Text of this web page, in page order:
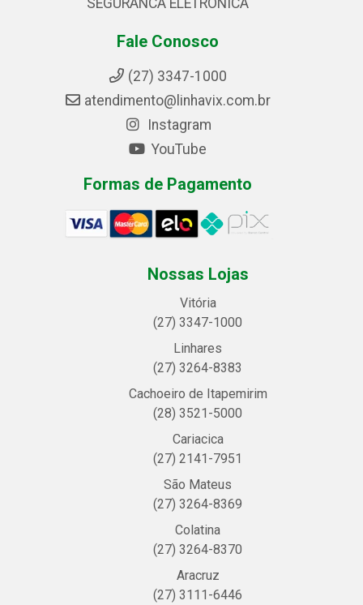
SEGURANCA ELETRONICA
Fale Conosco
(27) 3347-1000
atendimento@linhavix.com.br
Instagram
YouTube
Formas de Pagamento
Nossas Lojas
Vitória
(27) 3347-1000
Linhares
(27) 3264-8383
Cachoeiro de Itapemirim
(28) 3521-5000
Cariacica
(27) 2141-7951
São Mateus
(27) 3264-8369
Colatina
(27) 3264-8370
Aracruz
(27) 3111-6446